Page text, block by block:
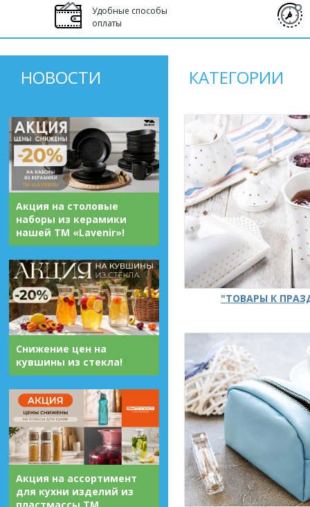
Удобные способы
оплаты
НОВОСТИ
Акция на столовые
наборы из керамики
нашей ТМ «Lavenir»!
Снижение цен на
кувшины из стекла!
Акция на ассортимент
для кухни изделий из
пластмассы ТМ
КАТЕГОРИИ
"ТОВАРЫ К